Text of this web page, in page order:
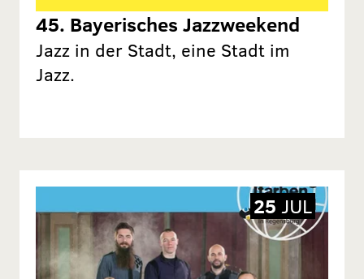
45. Bayerisches Jazzweekend
Jazz in der Stadt, eine Stadt im
Jazz.
25 JUL